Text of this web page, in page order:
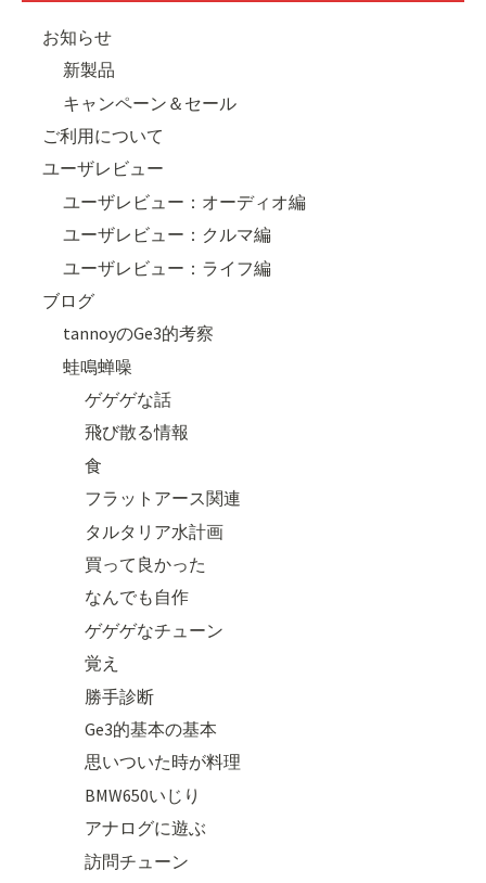
お知らせ
新製品
キャンペーン＆セール
ご利用について
ユーザレビュー
ユーザレビュー：オーディオ編
ユーザレビュー：クルマ編
ユーザレビュー：ライフ編
ブログ
tannoyのGe3的考察
蛙鳴蝉噪
ゲゲゲな話
飛び散る情報
食
フラットアース関連
タルタリア水計画
買って良かった
なんでも自作
ゲゲゲなチューン
覚え
勝手診断
Ge3的基本の基本
思いついた時が料理
BMW650いじり
アナログに遊ぶ
訪問チューン